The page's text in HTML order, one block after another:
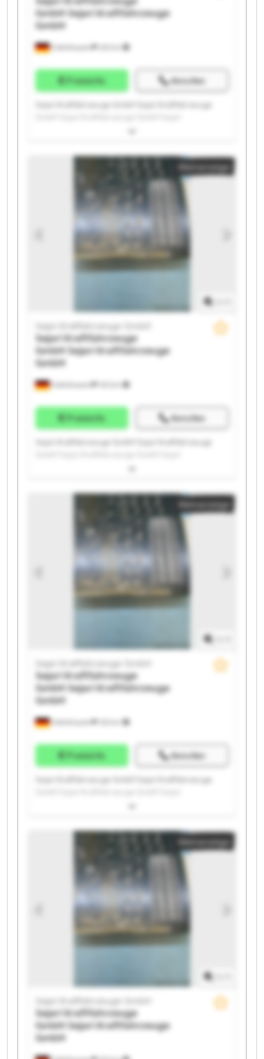
Odelzhausen
GmbH Sejari Kraftfahrzeuge
GmbH
Preisinfo Anrufen
Kraftfahrzeuge GmbH Sejari Kraftfahrzeuge GmbH
GmbH Sejari Kraftfahrzeuge GmbH Sejari
Kraftfahrzeuge GmbH Sejari Kraftfahrzeuge GmbH
Sejari Kraftfahrzeuge GmbH Sejari Kraftfahrzeuge
GmbH Sejari Kraftfahrzeuge GmbH Sejari
Kraftfahrzeuge GmbH Sejari Kraftfahrzeuge GmbH
Sejari Kraftfahrzeuge GmbH Sejari Kraftfahrzeuge
GmbH Sejari Kraftfahrzeuge GmbH Sejari
Kleinanzeige
Odelzhausen
Sejari Kraftfahrzeuge GmbH
Sejari Kraftfahrzeuge
GmbH Sejari Kraftfahrzeuge
GmbH
Preisinfo Anrufen
Kraftfahrzeuge GmbH Sejari Kraftfahrzeuge GmbH
GmbH Sejari Kraftfahrzeuge GmbH Sejari
Kraftfahrzeuge GmbH Sejari Kraftfahrzeuge GmbH
Sejari Kraftfahrzeuge GmbH Sejari Kraftfahrzeuge
GmbH Sejari Kraftfahrzeuge GmbH Sejari
Kraftfahrzeuge GmbH Sejari Kraftfahrzeuge GmbH
Sejari Kraftfahrzeuge GmbH Sejari Kraftfahrzeuge
GmbH Sejari Kraftfahrzeuge GmbH Sejari
Kleinanzeige
Odelzhausen
Sejari Kraftfahrzeuge GmbH
Sejari Kraftfahrzeuge
GmbH Sejari Kraftfahrzeuge
GmbH
Preisinfo Anrufen
Kraftfahrzeuge GmbH Sejari Kraftfahrzeuge GmbH
GmbH Sejari Kraftfahrzeuge GmbH Sejari
Kraftfahrzeuge GmbH Sejari Kraftfahrzeuge GmbH
Sejari Kraftfahrzeuge GmbH Sejari Kraftfahrzeuge
GmbH Sejari Kraftfahrzeuge GmbH Sejari
Kraftfahrzeuge GmbH Sejari Kraftfahrzeuge GmbH
Sejari Kraftfahrzeuge GmbH Sejari Kraftfahrzeuge
GmbH Sejari Kraftfahrzeuge GmbH Sejari
Kleinanzeige
Sejari Kraftfahrzeuge GmbH
Sejari Kraftfahrzeuge
GmbH Sejari Kraftfahrzeuge
GmbH